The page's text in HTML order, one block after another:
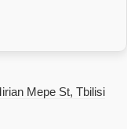
ზეთი)
Mepe St, Tbilisi